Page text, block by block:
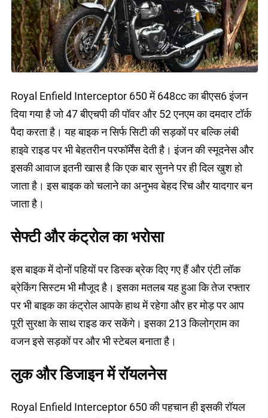
Royal Enfield Interceptor 650 में 648cc का बीएस6 इंजन
दिया गया है जो 47 बीएचपी की पॉवर और 52 एनएम का दमदार टॉर्क
पैदा करता है। यह बाइक न सिर्फ सिटी की सड़कों पर बल्कि लंबी
हाइवे राइड पर भी बेहतरीन परफॉर्मेंस देती है। इंजन की स्मूदनेस और
इसकी आवाज इतनी खास है कि एक बार सुनने पर ही दिल खुश हो
जाता है। इस बाइक को चलाने का अनुभव बेहद रिच और यादगार बन
जाता है।
सेफ्टी और कंट्रोल का भरोसा
इस बाइक में दोनों पहियों पर डिस्क ब्रेक दिए गए हैं और एंटी लॉक
ब्रेकिंग सिस्टम भी मौजूद है। इसका मतलब यह हुआ कि तेज रफ्तार
पर भी बाइक का कंट्रोल आपके हाथ में रहेगा और हर मोड़ पर आप
पूरी सुरक्षा के साथ राइड कर सकेंगे। इसका 213 किलोग्राम का
वजन इसे सड़कों पर और भी स्टेबल बनाता है।
लुक और डिजाइन में रॉयलनेस
Royal Enfield Interceptor 650 की पहचान ही इसकी रॉयल